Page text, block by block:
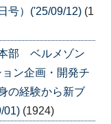
号）('25/09/12) (1
部 ベルメゾン
ン企画・開発チ
経験から新ブ
01) (1924)